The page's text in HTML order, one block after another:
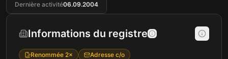
Dernière activité06.09.2004
Informations du registre
Renommée 2× Adresse c/o